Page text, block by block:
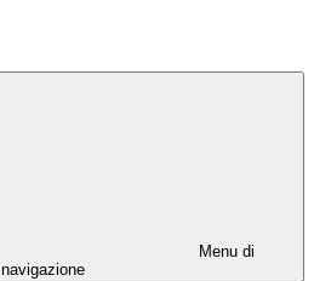
Menu di
navigazione